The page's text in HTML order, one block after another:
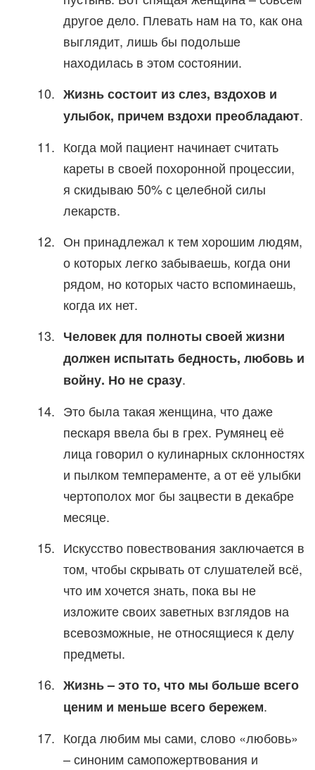
другое дело. Плевать нам на то, как она
выглядит, лишь бы подольше
находилась в этом состоянии.
Жизнь состоит из слез, вздохов и
улыбок, причем вздохи преобладают.
Когда мой пациент начинает считать
кареты в своей похоронной процессии,
я скидываю 50% с целебной силы
лекарств.
Он принадлежал к тем хорошим людям,
о которых легко забываешь, когда они
рядом, но которых часто вспоминаешь,
когда их нет.
Человек для полноты своей жизни
должен испытать бедность, любовь и
войну. Но не сразу.
Это была такая женщина, что даже
пескаря ввела бы в грех. Румянец её
лица говорил о кулинарных склонностях
и пылком темпераменте, а от её улыбки
чертополох мог бы зацвести в декабре
месяце.
Искусство повествования заключается в
том, чтобы скрывать от слушателей всё,
что им хочется знать, пока вы не
изложите своих заветных взглядов на
всевозможные, не относящиеся к делу
предметы.
Жизнь – это то, что мы больше всего
ценим и меньше всего бережем.
Когда любим мы сами, слово «любовь»
– синоним самопожертвования и